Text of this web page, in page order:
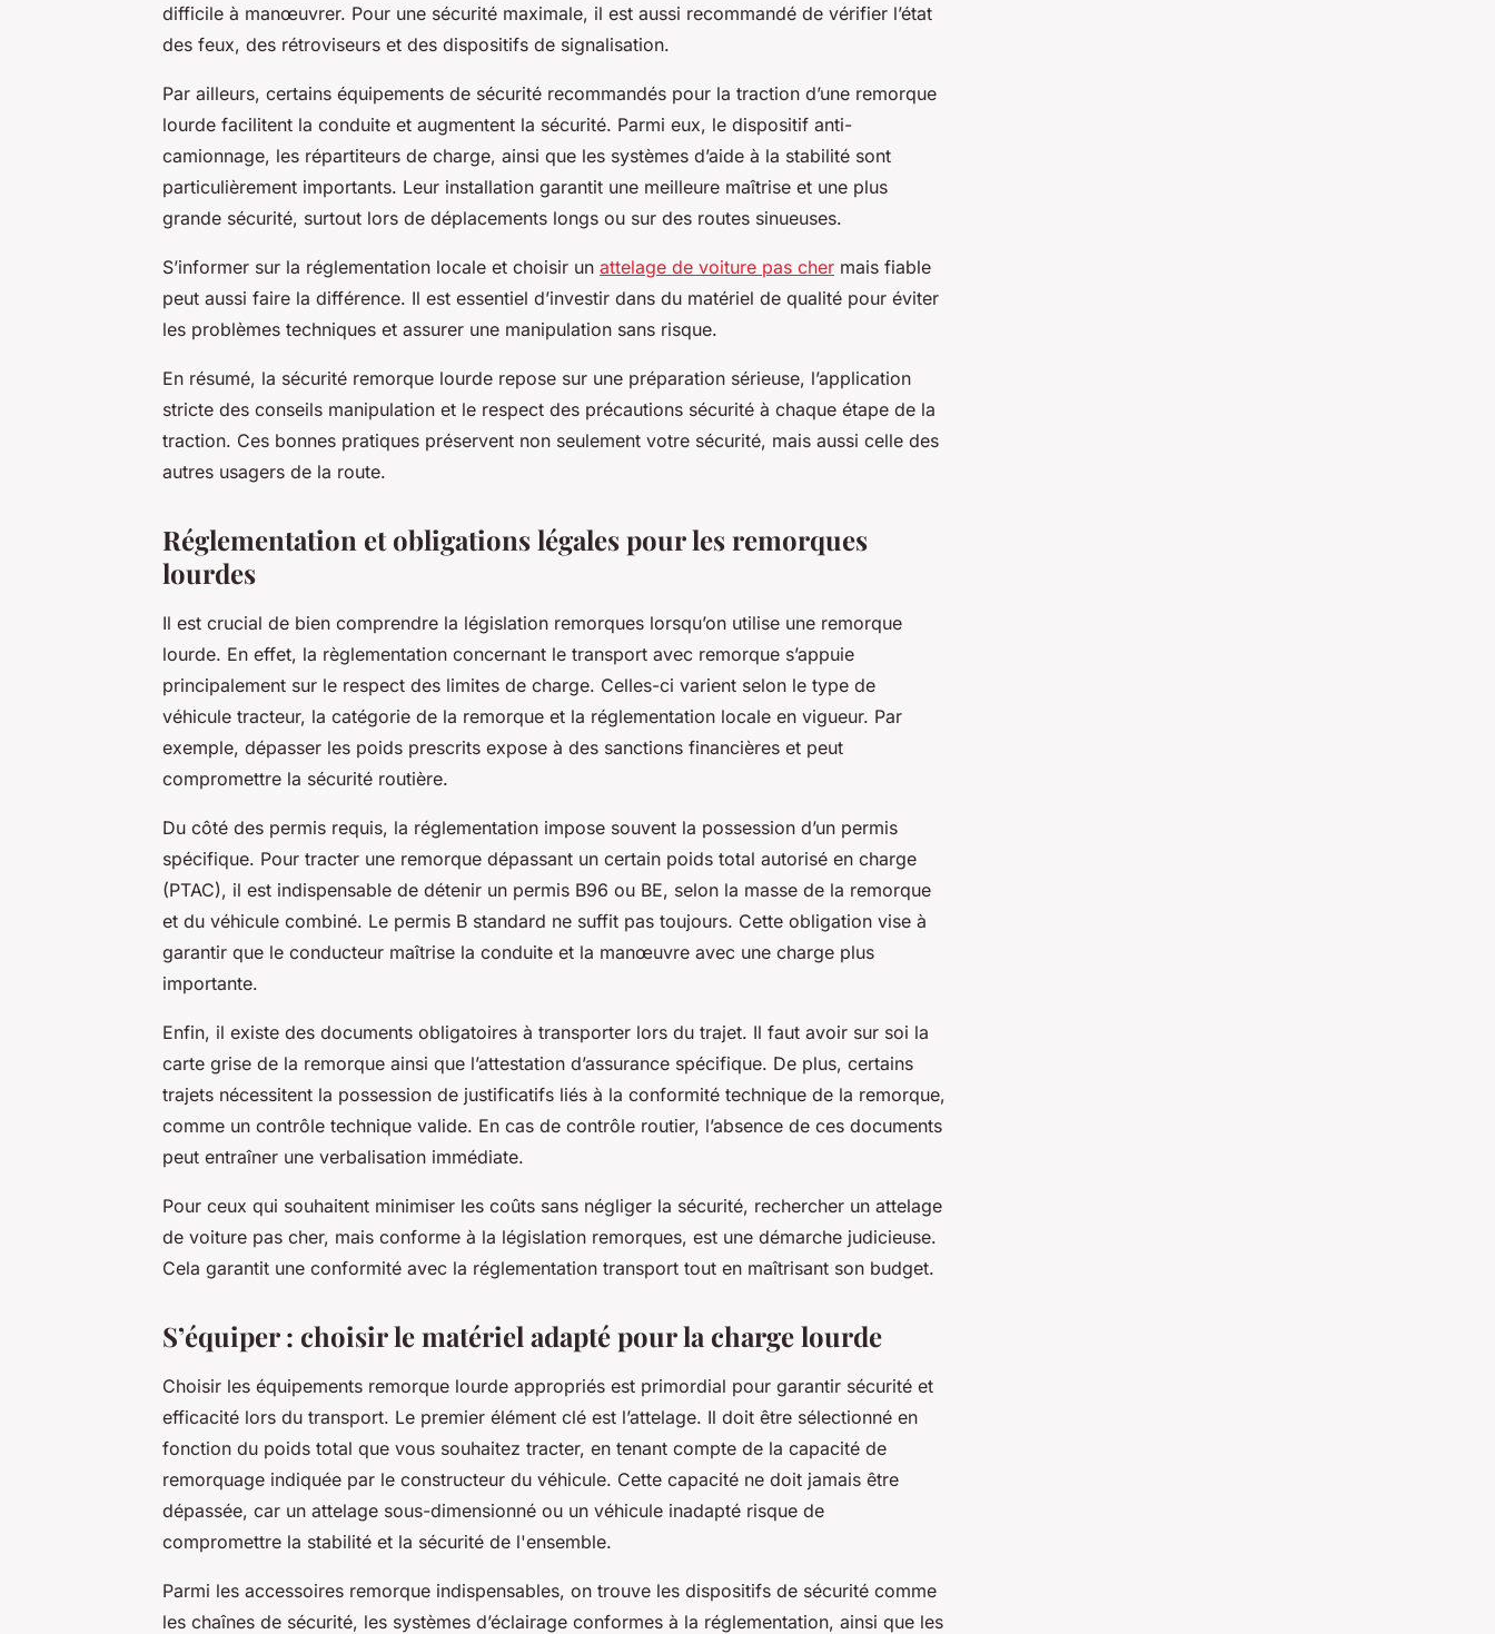
difficile à manœuvrer. Pour une sécurité maximale, il est aussi recommandé de vérifier l’état
des feux, des rétroviseurs et des dispositifs de signalisation.
Par ailleurs, certains équipements de sécurité recommandés pour la traction d’une remorque
lourde facilitent la conduite et augmentent la sécurité. Parmi eux, le dispositif anti-
camionnage, les répartiteurs de charge, ainsi que les systèmes d’aide à la stabilité sont
particulièrement importants. Leur installation garantit une meilleure maîtrise et une plus
grande sécurité, surtout lors de déplacements longs ou sur des routes sinueuses.
S’informer sur la réglementation locale et choisir un attelage de voiture pas cher mais fiable
peut aussi faire la différence. Il est essentiel d’investir dans du matériel de qualité pour éviter
les problèmes techniques et assurer une manipulation sans risque.
En résumé, la sécurité remorque lourde repose sur une préparation sérieuse, l’application
stricte des conseils manipulation et le respect des précautions sécurité à chaque étape de la
traction. Ces bonnes pratiques préservent non seulement votre sécurité, mais aussi celle des
autres usagers de la route.
Réglementation et obligations légales pour les remorques
lourdes
Il est crucial de bien comprendre la législation remorques lorsqu’on utilise une remorque
lourde. En effet, la règlementation concernant le transport avec remorque s’appuie
principalement sur le respect des limites de charge. Celles-ci varient selon le type de
véhicule tracteur, la catégorie de la remorque et la réglementation locale en vigueur. Par
exemple, dépasser les poids prescrits expose à des sanctions financières et peut
compromettre la sécurité routière.
Du côté des permis requis, la réglementation impose souvent la possession d’un permis
spécifique. Pour tracter une remorque dépassant un certain poids total autorisé en charge
(PTAC), il est indispensable de détenir un permis B96 ou BE, selon la masse de la remorque
et du véhicule combiné. Le permis B standard ne suffit pas toujours. Cette obligation vise à
garantir que le conducteur maîtrise la conduite et la manœuvre avec une charge plus
importante.
Enfin, il existe des documents obligatoires à transporter lors du trajet. Il faut avoir sur soi la
carte grise de la remorque ainsi que l’attestation d’assurance spécifique. De plus, certains
trajets nécessitent la possession de justificatifs liés à la conformité technique de la remorque,
comme un contrôle technique valide. En cas de contrôle routier, l’absence de ces documents
peut entraîner une verbalisation immédiate.
Pour ceux qui souhaitent minimiser les coûts sans négliger la sécurité, rechercher un attelage
de voiture pas cher, mais conforme à la législation remorques, est une démarche judicieuse.
Cela garantit une conformité avec la réglementation transport tout en maîtrisant son budget.
S’équiper : choisir le matériel adapté pour la charge lourde
Choisir les équipements remorque lourde appropriés est primordial pour garantir sécurité et
efficacité lors du transport. Le premier élément clé est l’attelage. Il doit être sélectionné en
fonction du poids total que vous souhaitez tracter, en tenant compte de la capacité de
remorquage indiquée par le constructeur du véhicule. Cette capacité ne doit jamais être
dépassée, car un attelage sous-dimensionné ou un véhicule inadapté risque de
compromettre la stabilité et la sécurité de l'ensemble.
Parmi les accessoires remorque indispensables, on trouve les dispositifs de sécurité comme
les chaînes de sécurité, les systèmes d’éclairage conformes à la réglementation, ainsi que les